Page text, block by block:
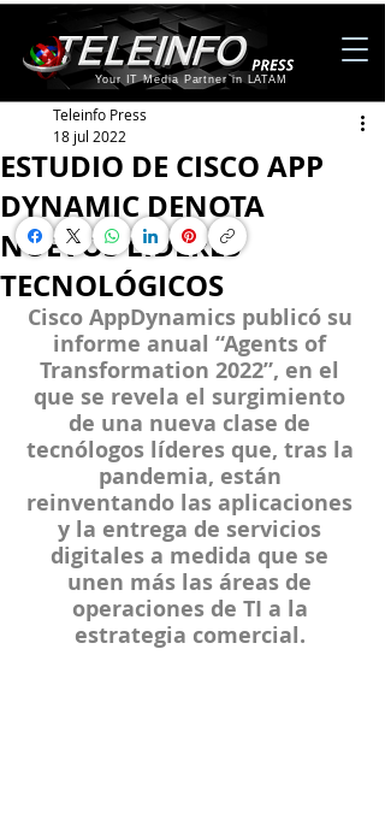
Your IT Media Partner in LATAM
ESTUDIO DE CISCO APP
DYNAMIC DENOTA
NUEVOS LÍDERES
TECNOLÓGICOS
Teleinfo Press
18 jul 2022
Cisco AppDynamics publicó su
informe anual “Agents of
Transformation 2022”, en el
que se revela el surgimiento
de una nueva clase de
tecnólogos líderes que, tras la
pandemia, están
reinventando las aplicaciones
y la entrega de servicios
digitales a medida que se
unen más las áreas de
operaciones de TI a la
estrategia comercial.